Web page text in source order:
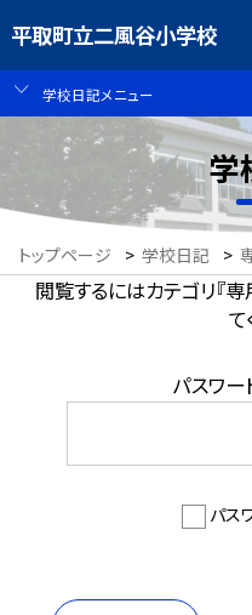
平取町立二風谷小学校
学校日記メニュー
学
トップページ > 学校日記 >
閲覧するにはカテゴリ『
て
パスワー
パス